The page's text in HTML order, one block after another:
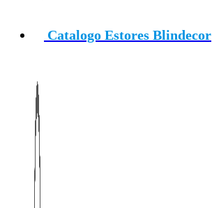
Catalogo Estores Blindecor